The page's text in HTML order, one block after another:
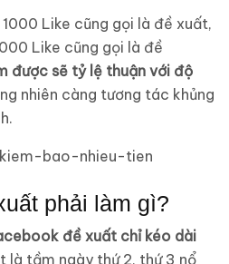
Like cũng gọi là đề xuất,
Like cũng gọi là đề
được sẽ tỷ lệ thuận với độ
nhiên càng tương tác khủng
phải làm gì?
đề xuất chỉ kéo dài
là tầm ngày thứ 2, thứ 3 nổ